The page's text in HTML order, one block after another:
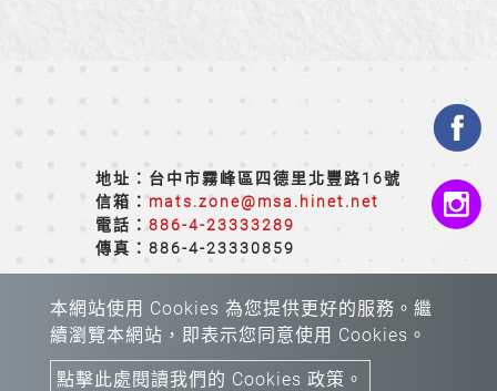
本網站使用 Cookies 為您提供更好的服務。繼
續瀏覽本網站，即表示您同意使用 Cookies。
點擊此處閱讀我們的 Cookies 政策。
地址：台中市霧峰區四德里北豐路16號
信箱：mats.zone@msa.hinet.net
電話：886-4-23333289
傳真：886-4-23330859